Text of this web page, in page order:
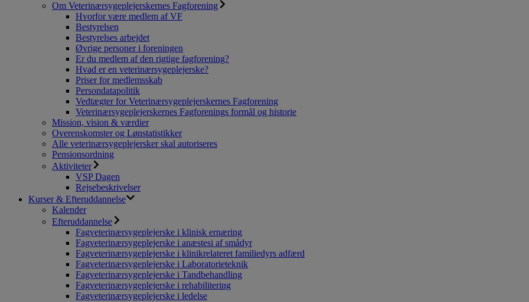
Om Veterinærsygeplejerskernes Fagforening
Hvorfor være medlem af VF
Bestyrelsen
Bestyrelses arbejdet
Øvrige personer i foreningen
Er du medlem af den rigtige fagforening?
Hvad er en veterinærsygeplejerske?
Priser for medlemsskab
Persondatapolitik
Vedtægter for Veterinærsygeplejerskernes Fagforening
Veterinærsygeplejerskernes Fagforenings formål og historie
Mission, vision & værdier
Overenskomster og Lønstatistikker
Alle veterinærsygeplejersker skal autoriseres
Pensionsordning
Aktiviteter
VSP Dagen
Rejsebeskrivelser
Kurser & Efteruddannelse
Kalender
Efteruddannelse
Fagveterinærsygeplejerske i klinisk ernæring
Fagveterinærsygeplejerske i anæstesi af smådyr
Fagveterinærsygeplejerske i klinikrelateret familiedyrs adfærd
Fagveterinærsygeplejerske i Laboratorieteknik
Fagveterinærsygeplejerske i Tandbehandling
Fagveterinærsygeplejerske i rehabilitering
Fagveterinærsygeplejerske i ledelse